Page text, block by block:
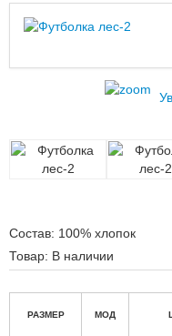
Состав: 100% хлопок
Товар: В наличии
РАЗМЕР МОД